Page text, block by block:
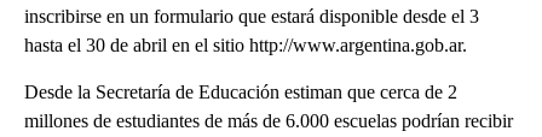
inscribirse en un formulario que estará disponible desde el 3
hasta el 30 de abril en el sitio http://www.argentina.gob.ar.
Desde la Secretaría de Educación estiman que cerca de 2
millones de estudiantes de más de 6.000 escuelas podrían recibir